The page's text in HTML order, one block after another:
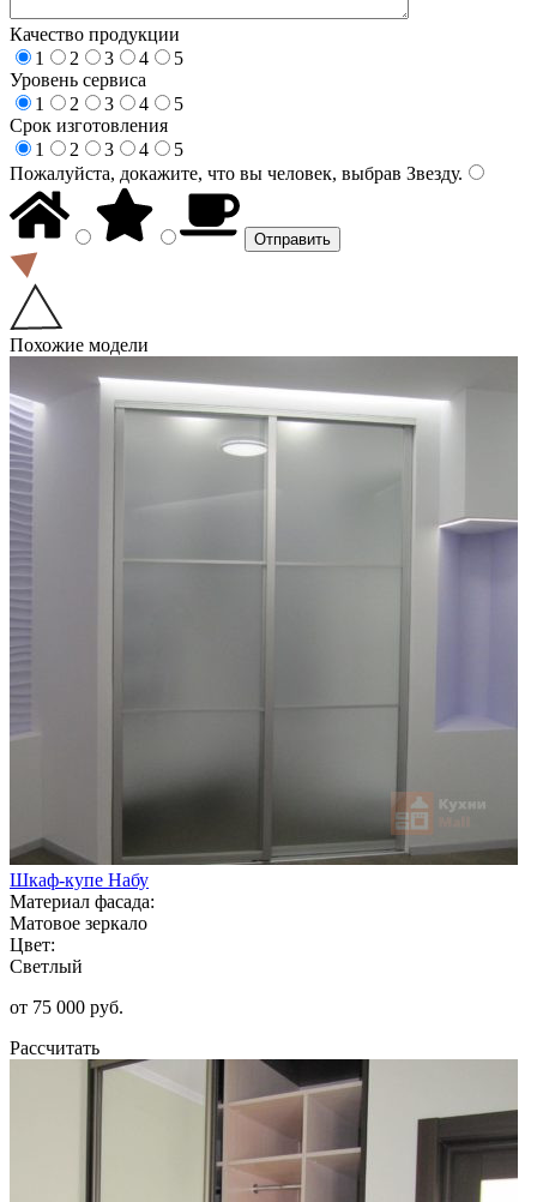
Качество продукции
1
2 3 4
5
Уровень сервиса
1
2 3 4
5
Срок изготовления
1
2 3 4
5
Пожалуйста, докажите, что вы человек, выбрав Звезду.
Похожие модели
Шкаф-купе Набу
Материал фасада:
Матовое зеркало
Цвет:
Светлый
от 75 000 руб.
Рассчитать